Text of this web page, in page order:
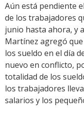
Aún está pendiente
de los trabajadores
junio hasta ahora, y
Martínez agregó
los sueldo en el día
nuevo en conflicto,
totalidad de los
los trabajadores
salarios y los